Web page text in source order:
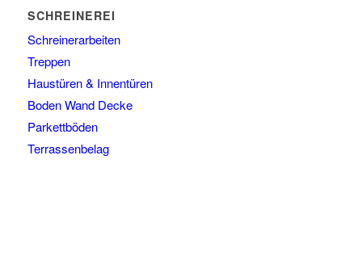
SCHREINEREI
Schreinerarbeiten
Treppen
Haustüren & Innentüren
Boden Wand Decke
Parkettböden
Terrassenbelag